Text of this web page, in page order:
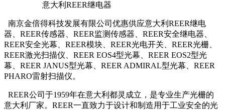
意大利REER继电器
南京金倍得科技发展有限公司优惠供应意大利REER继电
器、REER传感器、REER监测传感器、REER安全继电器、
REER安全光幕、REER模块、REER光电开关、REER光栅、
REER激光扫描仪、REER EOS4型光幕、REER EOS2型光
幕、REER JANUS型光幕、REER ADMIRAL型光幕、REER
PHARO雷射扫描仪。
REER公司于1959年在意大利都灵成立，是专业生产光栅的
意大利厂家。REER一直致力于设计和制造用于工业安全的光